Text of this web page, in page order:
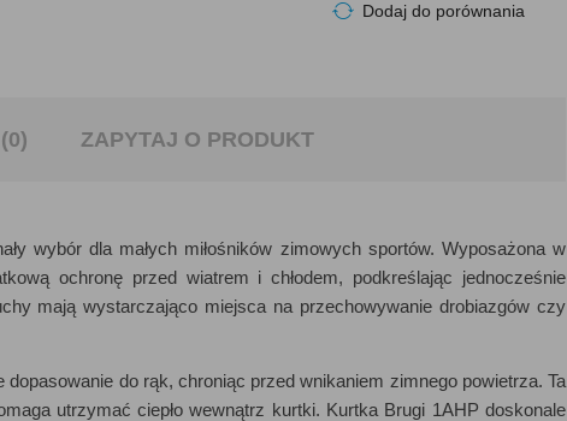
Dodaj do porównania
ZAPYTAJ O PRODUKT
wybór dla małych miłośników zimowych sportów. Wyposażona w
ochronę przed wiatrem i chłodem, podkreślając jednocześnie
mają wystarczająco miejsca na przechowywanie drobiazgów czy
do rąk, chroniąc przed wnikaniem zimnego powietrza. Ta
utrzymać ciepło wewnątrz kurtki. Kurtka Brugi 1AHP doskonale